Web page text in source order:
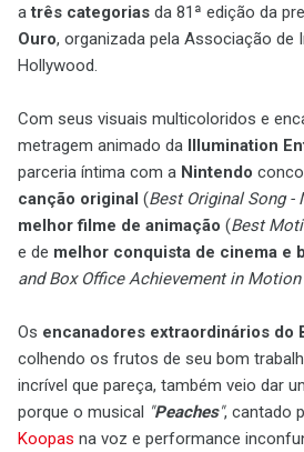
atrês categorias da 81ª edição da
Ouro, organizada pela Associação de
Hollywood.
Com seus visuais multicoloridos e
metragem animado da Illumination
parceria íntima com a Nintendo
canção original (Best Original Song
melhor filme de animação (Best
e de melhor conquista de cinema e
and Box Office Achievement in
Os encanadores extraordinários do
colhendo os frutos de seu bom
incrível que pareça, também veio dar
porque o musical "Peaches", cantado
Koopas na voz e performance